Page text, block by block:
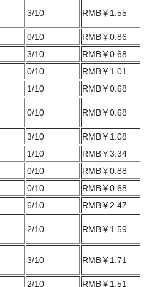
3/10 RMB￥1.55
0/10
RMB￥0.86
3/10
RMB￥0.68
0/10
RMB￥1.01
1/10
RMB￥0.68
0/10 RMB￥0.68
3/10
RMB￥1.08
1/10
RMB￥3.34
0/10
RMB￥0.88
0/10
RMB￥0.68
6/10
RMB￥2.47
2/10 RMB￥1.59
3/10 RMB￥1.71
2/10 RMB￥1.51